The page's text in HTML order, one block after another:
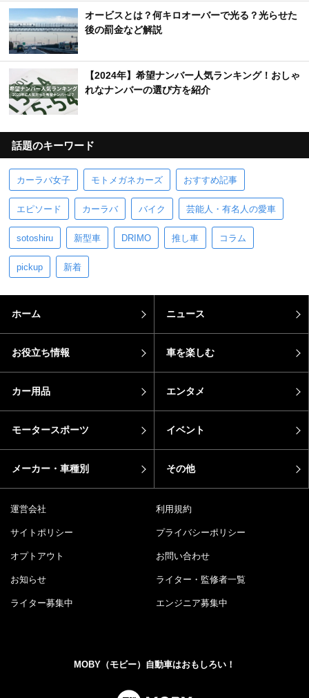
オービスとは？何キロオーバーで光る？光らせた
後の罰金など解説
【2024年】希望ナンバー人気ランキング！おしゃ
れなナンバーの選び方を紹介
話題のキーワード
カーラバ女子 モトメガネカーズ おすすめ記事
エピソード カーラバ バイク 芸能人・有名人の愛車
sotoshiru 新型車 DRIMO 推し車 コラム
pickup 新着
ホーム ニュース
お役立ち情報 車を楽しむ
カー用品 エンタメ
モータースポーツ イベント
メーカー・車種別 その他
運営会社 利用規約
サイトポリシー プライバシーポリシー
オプトアウト お問い合わせ
お知らせ ライター・監修者一覧
ライター募集中 エンジニア募集中
MOBY（モビー）自動車はおもしろい！